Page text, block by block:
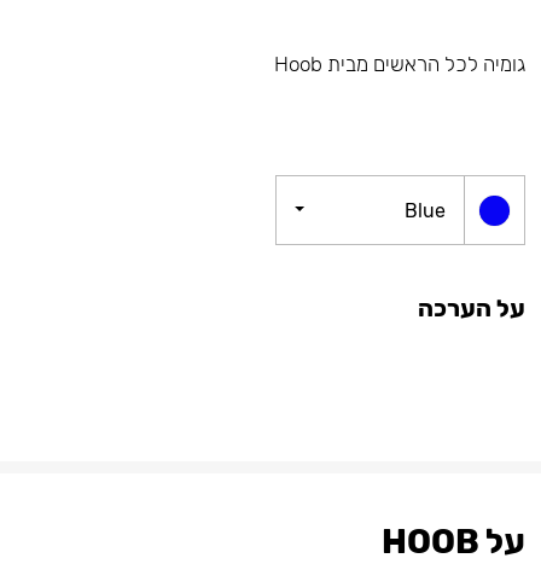
גומיה לכל הראשים מבית Hoob
Blue
על הערכה
על HOOB